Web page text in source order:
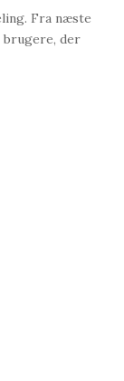
Fra næste
brugere, der